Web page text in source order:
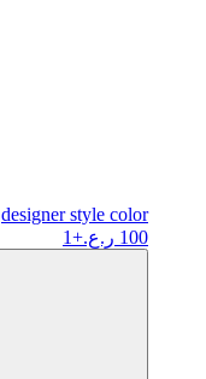
designerstyle color
100 ر.ع.
+1